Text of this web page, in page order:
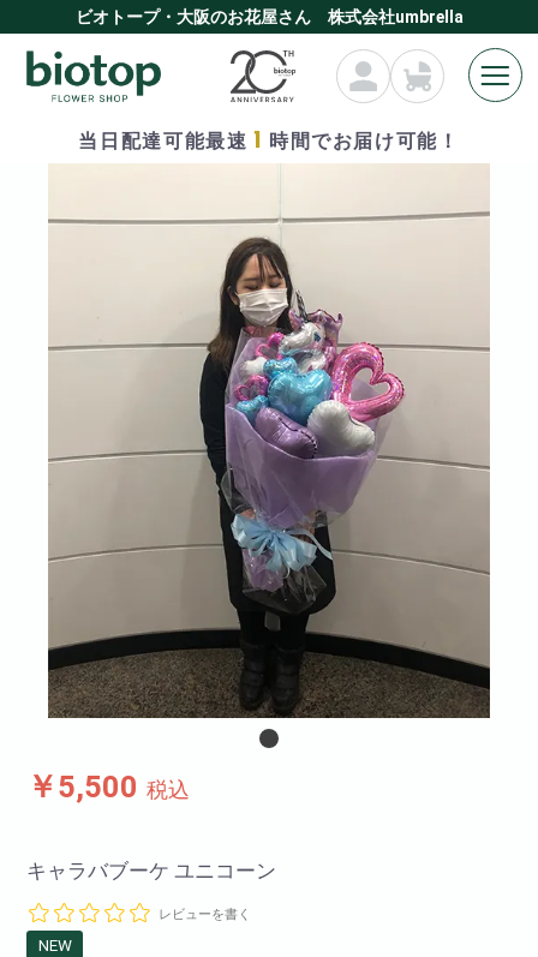
ビオトープ・大阪のお花屋さん 株式会社umbrella
当日配達可能最速 1 時間でお届け可能！
￥5,500 税込
キャラバブーケ ユニコーン
レビューを書く
NEW